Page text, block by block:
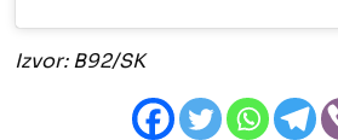
Izvor: B92/SK